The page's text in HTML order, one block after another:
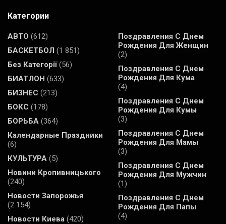
Категории
АВТО (612)
БАСКЕТБОЛ (1 851)
Без Категорії(56)
БИАТЛОН (633)
БИЗНЕС (213)
БОКС (178)
БОРЬБА (364)
Календарные Праздники
(6)
КУЛЬТУРА (5)
Новини Кропивницького
(240)
Новости Запорожья
(2 154)
Новости Киева (420)
Поздравления С Днем
Рождения Для Женщин
(2)
Поздравления С Днем
Рождения Для Кума
(4)
Поздравления С Днем
Рождения Для Кумы
(3)
Поздравления С Днем
Рождения Для Мамы
(3)
Поздравления С Днем
Рождения Для Мужчин
(1)
Поздравления С Днем
Рождения Для Папы
(4)